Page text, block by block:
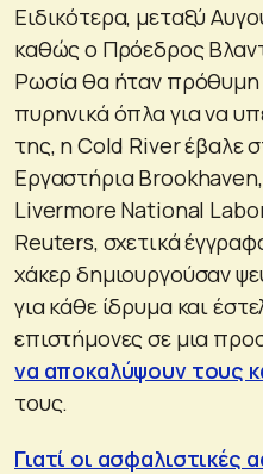
Ειδικότερα, μεταξύ
καθώς ο Πρόεδρος
Ρωσία θα ήταν πρόθυμη
πυρηνικά όπλα για να
της, η Cold River έβαλε
Εργαστήρια
Livermore National
Reuters, σχετικά
χάκερ δημιουργούσαν
για κάθε ίδρυμα και
επιστήμονες σε μια
να αποκαλύψουν τους
τους.
Γιατί οι